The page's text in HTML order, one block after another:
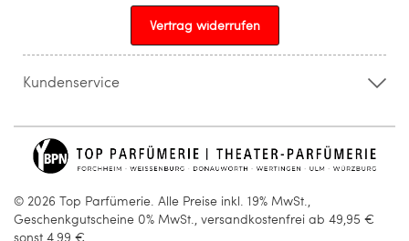
Vertrag widerrufen
Kundenservice
info@topparfuemerie.de
© 2026 Top Parfümerie. Alle Preise inkl. 19% MwSt.,
Geschenkgutscheine 0% MwSt., versandkostenfrei ab 49,95 €
sonst 4,99 €